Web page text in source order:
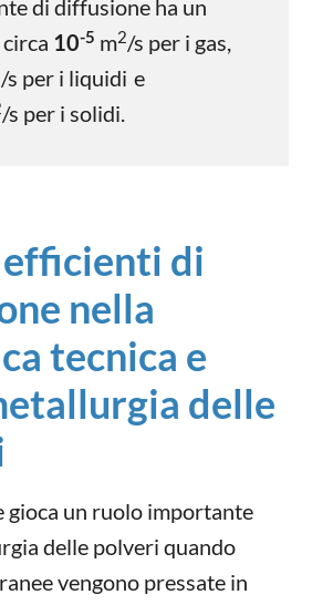
di diffusione ha un
10-5 m2/s per i gas,
/s per i liquidi e
/s per i solidi.
di
nella
tecnica e
delle
gioca un ruolo importante
delle polveri quando
vengono pressate in